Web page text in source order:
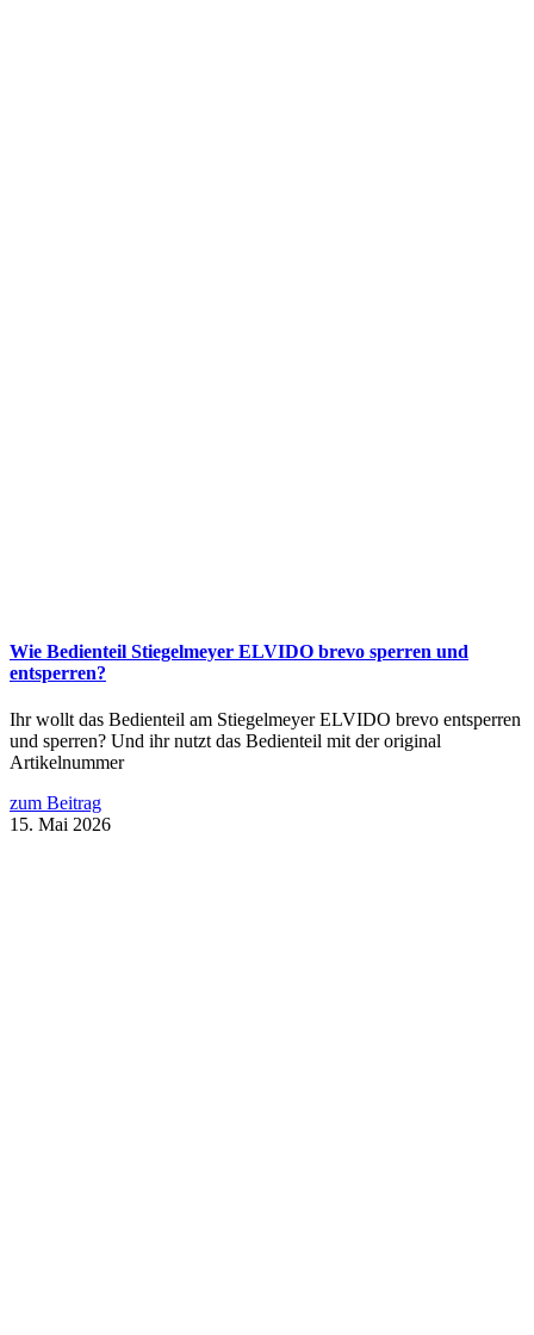
Wie Bedienteil Stiegelmeyer ELVIDO brevo sperren und
entsperren?
Ihr wollt das Bedienteil am Stiegelmeyer ELVIDO brevo entsperren
und sperren? Und ihr nutzt das Bedienteil mit der original
Artikelnummer
zum Beitrag
15. Mai 2026